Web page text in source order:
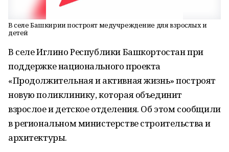
В селе Башкирии построят медучреждение для взрослых и
детей
В селе Иглино Республики Башкортостан при
поддержке национального проекта
«Продолжительная и активная жизнь» построят
новую поликлинику, которая объединит
взрослое и детское отделения. Об этом сообщили
в региональном министерстве строительства и
архитектуры.